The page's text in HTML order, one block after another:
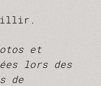
et
lors des
de